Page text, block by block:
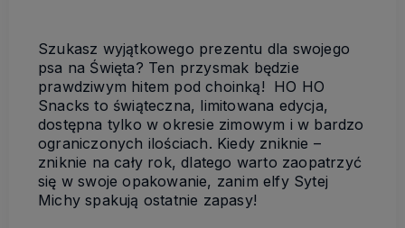
Szukasz wyjątkowego prezentu dla swojego
psa na Święta? Ten przysmak będzie
prawdziwym hitem pod choinką! HO HO
Snacks to świąteczna, limitowana edycja,
dostępna tylko w okresie zimowym i w bardzo
ograniczonych ilościach. Kiedy zniknie –
zniknie na cały rok, dlatego warto zaopatrzyć
się w swoje opakowanie, zanim elfy Sytej
Michy spakują ostatnie zapasy!